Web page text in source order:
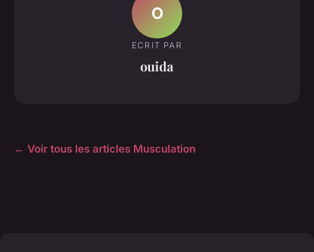
O
ECRIT PAR
ouida
← Voir tous les articles Musculation